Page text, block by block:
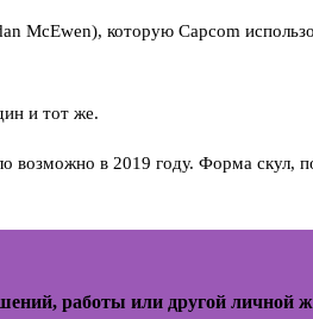
McEwen), которую Capcom
и тот же.
возможно в 2019 году. Форма скул,
работы или другой личной